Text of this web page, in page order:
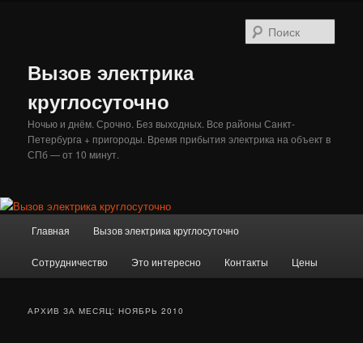
Вызов электрика
круглосуточно
Ночью и днём. Срочно. Без выходных. Все районы Санкт-
Петербурга + пригороды. Время прибытия электрика на объект в
СПб — от 10 минут.
Главная Вызов электрика круглосуточно
Сотрудничество Это интересно Контакты Цены
АРХИВ ЗА МЕСЯЦ:НОЯБРЬ 2010